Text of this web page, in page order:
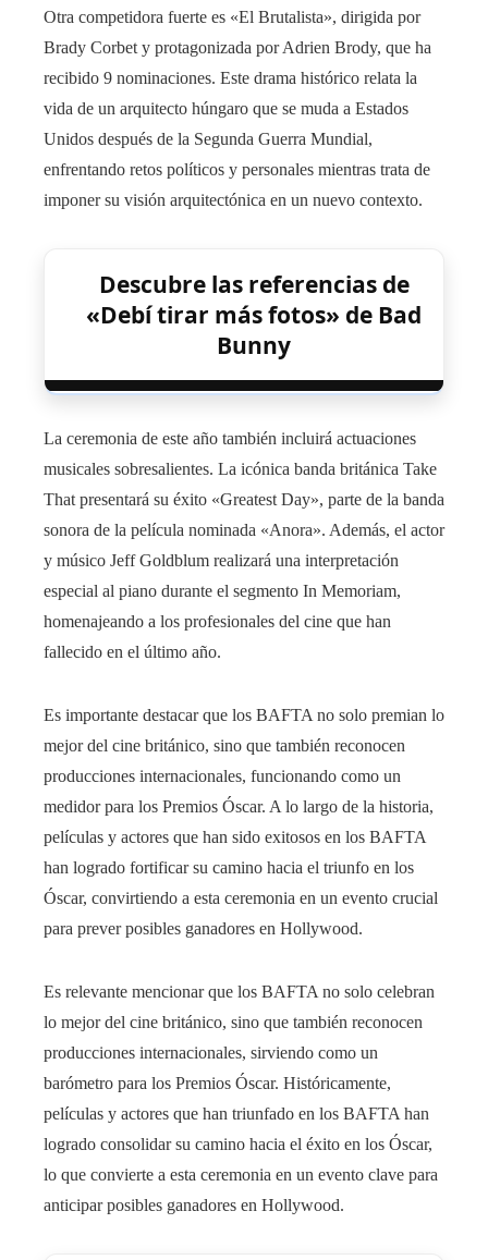
Otra competidora fuerte es «El Brutalista», dirigida por
Brady Corbet y protagonizada por Adrien Brody, que ha
recibido 9 nominaciones. Este drama histórico relata la
vida de un arquitecto húngaro que se muda a Estados
Unidos después de la Segunda Guerra Mundial,
enfrentando retos políticos y personales mientras trata de
imponer su visión arquitectónica en un nuevo contexto.
Descubre las referencias de
«Debí tirar más fotos» de Bad
Bunny
La ceremonia de este año también incluirá actuaciones
musicales sobresalientes. La icónica banda británica Take
That presentará su éxito «Greatest Day», parte de la banda
sonora de la película nominada «Anora». Además, el actor
y músico Jeff Goldblum realizará una interpretación
especial al piano durante el segmento In Memoriam,
homenajeando a los profesionales del cine que han
fallecido en el último año.
Es importante destacar que los BAFTA no solo premian lo
mejor del cine británico, sino que también reconocen
producciones internacionales, funcionando como un
medidor para los Premios Óscar. A lo largo de la historia,
películas y actores que han sido exitosos en los BAFTA
han logrado fortificar su camino hacia el triunfo en los
Óscar, convirtiendo a esta ceremonia en un evento crucial
para prever posibles ganadores en Hollywood.
Es relevante mencionar que los BAFTA no solo celebran
lo mejor del cine británico, sino que también reconocen
producciones internacionales, sirviendo como un
barómetro para los Premios Óscar. Históricamente,
películas y actores que han triunfado en los BAFTA han
logrado consolidar su camino hacia el éxito en los Óscar,
lo que convierte a esta ceremonia en un evento clave para
anticipar posibles ganadores en Hollywood.